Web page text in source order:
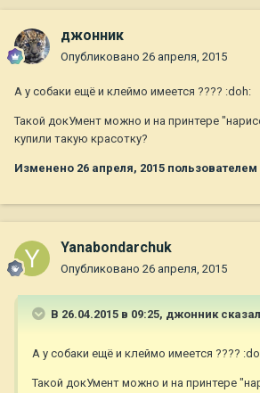
джонник
Опубликовано 26 апреля, 2015
А у собаки ещё и клеймо имеется ???? :doh:
Такой докУмент можно и на принтере
купили такую красотку?
Изменено 26 апреля, 2015
Yanabondarchuk
Опубликовано 26 апреля, 2015
В 26.04.2015 в 09:25, джонник
А у собаки ещё и клеймо имеется ????
Такой докУмент можно и на принтере